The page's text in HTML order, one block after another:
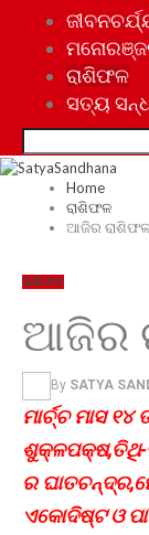
ରାଶିଫଳ
ସତ୍ୟ
Home
ରାଶିଫଳ
ଆଜିର ରାଶିଫଳ
ରାଶିଫଳ
ଆଜିର
By SATYA
ମାର୍ଚ୍ଚ ମାସ
ର
ଏକୋଦିଷ୍ଟ ଓ